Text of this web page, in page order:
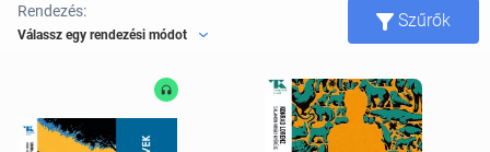
Rendezés:
Válassz egy rendezési módot
Szűrők